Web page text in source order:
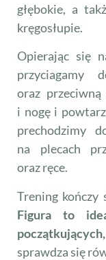
głębokie, a
kręgosłupie.
Opierając się
przyciagamy
oraz
i nogę i
prechodzimy
na plecach
oraz ręce.
Trening kończy
Figura to
sprawdza się